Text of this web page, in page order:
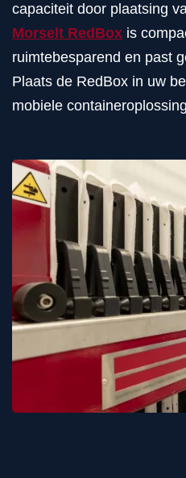
capaciteit door plaatsing
Morselt RedBox is
ruimtebesparend en past
Plaats de RedBox in uw
mobiele